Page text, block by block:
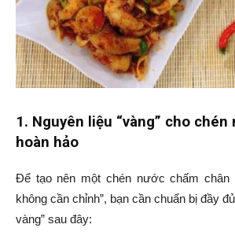
1. Nguyên liệu “vàng” cho chén
hoàn hảo
Để tạo nên một chén nước chấm chân
không cần chỉnh”, bạn cần chuẩn bị đầy
vàng” sau đây: